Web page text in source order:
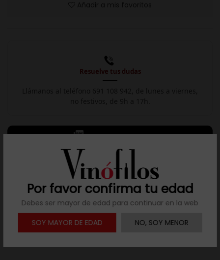
Por favor confirma tu edad
Debes ser mayor de edad para continuar en la web
SOY MAYOR DE EDAD
NO, SOY MENOR
Resuelve tus dudas

Elegante, intenso y fresco, salino y mineral, con recuerdos
de aceituna y fruto seco almendrado. Un fino prestigioso
calcáreo de la tierra albariza, aportando frescura y sapidez,